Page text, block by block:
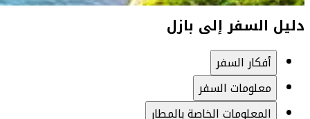
دليل السفر إلى بازل
أفكار السفر
معلومات السفر
المعلومات الخاصة بالمطار